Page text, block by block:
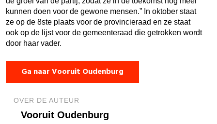
kunnen doen voor de gewone mensen.” In oktober staat
ze op de 8ste plaats voor de provincieraad en ze staat
ook op de lijst voor de gemeenteraad die getrokken wordt
door haar vader.
Ga naar Vooruit Oudenburg
OVER DE AUTEUR
Vooruit Oudenburg